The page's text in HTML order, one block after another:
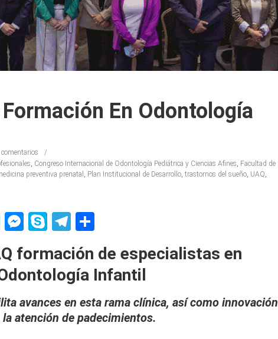
En Odontología
comentarios
, Congreso Internacional de Odontología Pediátrica y Ciencias Afines, Facultad de
preventiva prenatal , Plan Institucional de Desarrollo, trastornos del sueño, UAQ,
CopyMessenger
SkypeTelegram
formación de especialistas en
Infantil
avances en esta rama clínica, así como innovación
la atención de padecimientos.